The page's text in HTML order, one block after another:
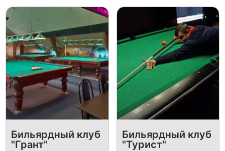
Бильярдный клуб
"Грант"
Бильярдный клуб
"Турист"